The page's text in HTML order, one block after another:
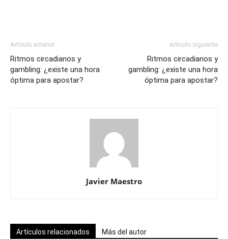
Artículo anterior
Ritmos circadianos y
gambling: ¿existe una hora
óptima para apostar?
Artículo siguiente
Ritmos circadianos y
gambling: ¿existe una hora
óptima para apostar?
Javier Maestro
Artículos relacionados Más del autor